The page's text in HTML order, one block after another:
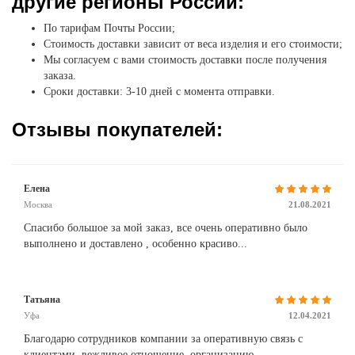
По тарифам Почты России;
Стоимость доставки зависит от веса изделия и его стоимости;
Мы согласуем с вами стоимость доставки после получения
заказа.
Сроки доставки: 3-10 дней с момента отправки.
Отзывы покупателей:
Елена
Москва 21.08.2021
Спасибо большое за мой заказ, все очень оперативно было
выполнено и доставлено , особенно красиво...
Татьяна
Уфа 12.04.2021
Благодарю сотрудников компании за оперативную связь с